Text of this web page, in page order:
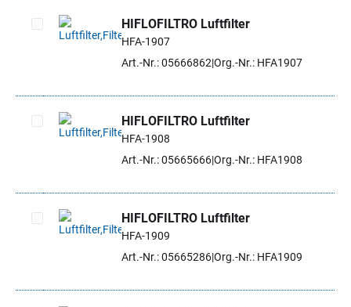
Artikel auswählen
HIFLOFILTRO Luftfilter
HFA-1907
Art.-Nr.: 05666862 Org.-Nr.: HFA1907
Artikel auswählen
HIFLOFILTRO Luftfilter
HFA-1908
Art.-Nr.: 05665666Org.-Nr.: HFA1908
Artikel auswählen
HIFLOFILTRO Luftfilter
HFA-1909
Art.-Nr.: 05665286Org.-Nr.: HFA1909